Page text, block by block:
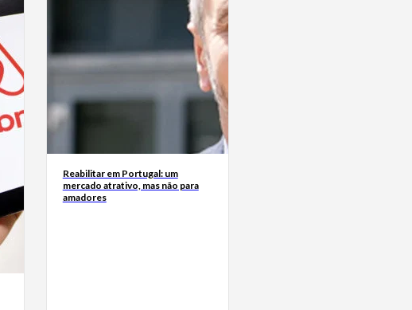
Reabilitar em Portugal: um
mercado atrativo, mas não para
amadores